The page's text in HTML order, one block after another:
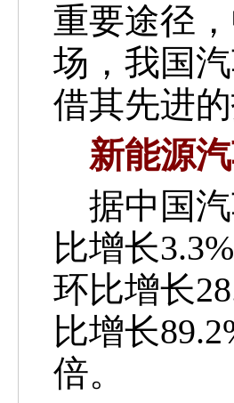
重要途径
场，我国
借其先进
新能源
据中国汽
比增长
环比增长
比增长
倍。